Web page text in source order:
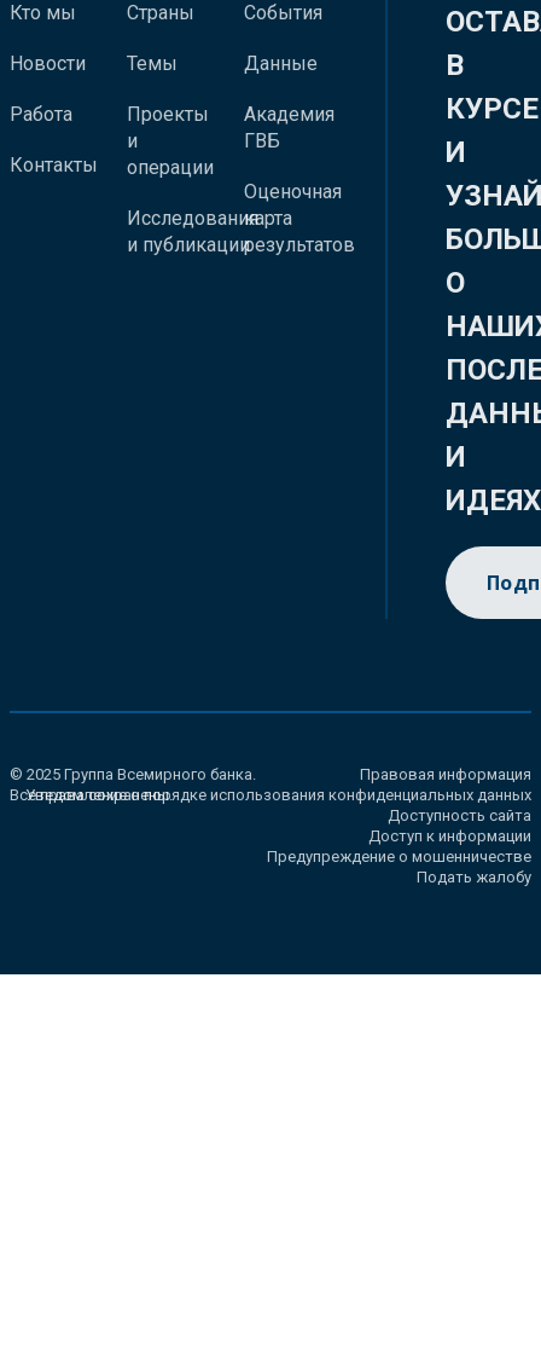
Кто мы
Новости
Работа
Контакты
Страны
Темы
Проекты
и
операции
Исследования
и публикации
События
Данные
Академия
ГВБ
Оценочная
карта
результатов
В
КУРСЕ
И
О
И
ИДЕЯХ
© 2025 Группа Всемирного банка.
Все права сохранены.
Правовая информация
Уведомление о порядке использования конфиденциальных данных
Доступность сайта
Доступ к информации
Предупреждение о мошенничестве
Подать жалобу